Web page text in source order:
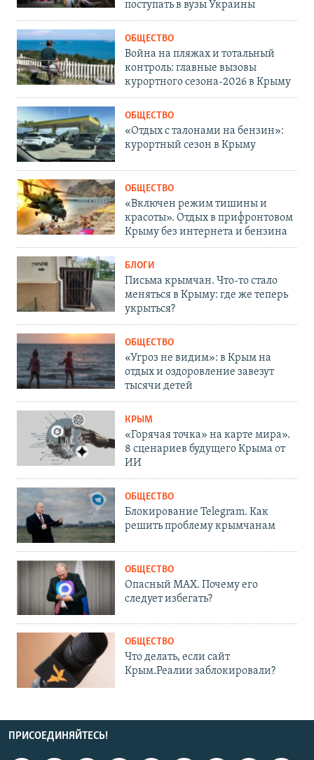
поступать в вузы Украины
ОБЩЕСТВО
Война на пляжах и тотальный
контроль: главные вызовы
курортного сезона-2026 в Крыму
ОБЩЕСТВО
«Отдых с талонами на бензин»:
курортный сезон в Крыму
ОБЩЕСТВО
«Включен режим тишины и
красоты». Отдых в прифронтовом
Крыму без интернета и бензина
БЛОГИ
Письма крымчан. Что-то стало
меняться в Крыму: где же теперь
укрыться?
ОБЩЕСТВО
«Угроз не видим»: в Крым на
отдых и оздоровление завезут
тысячи детей
КРЫМ
«Горячая точка» на карте мира».
8 сценариев будущего Крыма от
ИИ
ОБЩЕСТВО
Блокирование Telegram. Как
решить проблему крымчанам
ОБЩЕСТВО
Опасный MAX. Почему его
следует избегать?
ОБЩЕСТВО
Что делать, если сайт
Крым.Реалии заблокировали?
ПРИСОЕДИНЯЙТЕСЬ!